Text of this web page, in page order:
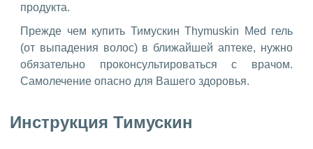
продукта.
Прежде чем купить Тимускин Thymuskin Med гель
(от выпадения волос) в ближайшей аптеке, нужно
обязательно проконсультироваться с врачом.
Самолечение опасно для Вашего здоровья.
Инструкция Тимускин